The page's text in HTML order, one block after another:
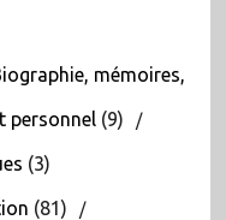
mémoires,
personnel(9)
(3)
(81)